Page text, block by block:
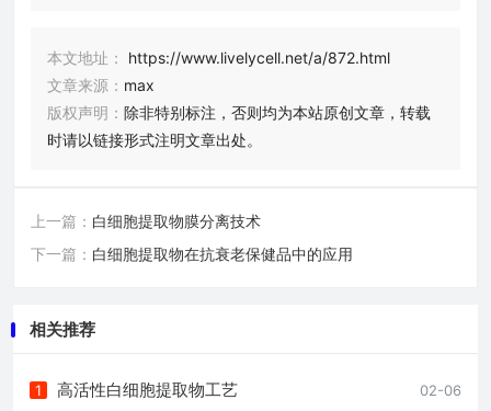
本文地址：
https://www.livelycell.net/a/872.html
文章来源： max
版权声明： 除非特别标注，否则均为本站原创文章，转载
时请以链接形式注明文章出处。
上一篇： 白细胞提取物膜分离技术
下一篇： 白细胞提取物在抗衰老保健品中的应用
相关推荐
02-06
1 高活性白细胞提取物工艺